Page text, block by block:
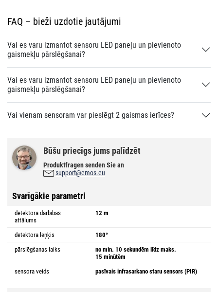
FAQ – bieži uzdotie jautājumi
Vai es varu izmantot sensoru LED paneļu un pievienoto
gaismekļu pārslēgšanai?
Vai es varu izmantot sensoru LED paneļu un pievienoto
gaismekļu pārslēgšanai?
Vai vienam sensoram var pieslēgt 2 gaismas ierīces?
Būšu priecīgs jums palīdzēt
Produktfragen senden Sie an
support@emos.eu
Svarīgākie parametri
detektora darbības
attālums
12 m
detektora leņķis
180°
pārslēgšanas laiks
no min. 10 sekundēm līdz maks.
15 minūtēm
sensora veids
pasīvais infrasarkano staru sensors (PIR)